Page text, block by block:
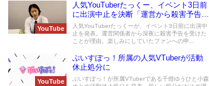
YouTube
人気YouTuberたっくー、イベント3日前
に出演中止を決断「運営から殺害予告を
受けた」
人気YouTuberたっくーが、イベント3日前に出演中
止を発表。運営関係者から深夜に殺害予告を受けた
ことが理由。楽しみにしていたファンへの申...
YouTube
ぶいすぽっ！所属の人気VTuberが活動
休止処分に
ぶいすぽっ！が所属VTuberである千燈ゆうひと小森